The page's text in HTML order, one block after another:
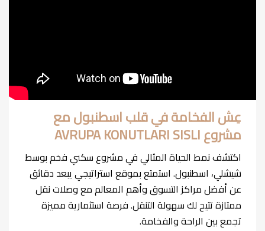
عِش الفخامة في قلب اسطنبول مع
مشروع AVRUPA KONUTLARI SISLI
اكتشف نمط الحياة المثالي في مشروع سكني فخم بوسط
شيشلي، اسطنبول. استمتع بموقع استراتيجي يبعد دقائق
عن أفضل مراكز التسوق وأهم المعالم مع وصلات نقل
ممتازة تتيح لك سهولة التنقل. فرصة استثمارية مميزة
تجمع بين الراحة والفخامة.